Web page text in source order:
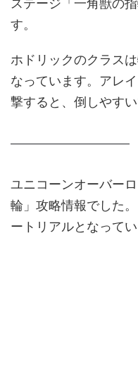
ステージ「一角獣の
す。
ホドリックのクラス
なっています。アレ
撃すると、倒しやすい
ユニコーンオーバー
輪」攻略情報でした
ートリアルとなってい